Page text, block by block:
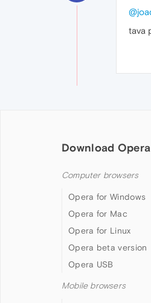
tava
Download Opera
Computer browsers
Opera for Windows
Opera for Mac
Opera for Linux
Opera beta version
Opera USB
Mobile browsers